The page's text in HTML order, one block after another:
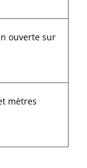
ouverte sur
mètres